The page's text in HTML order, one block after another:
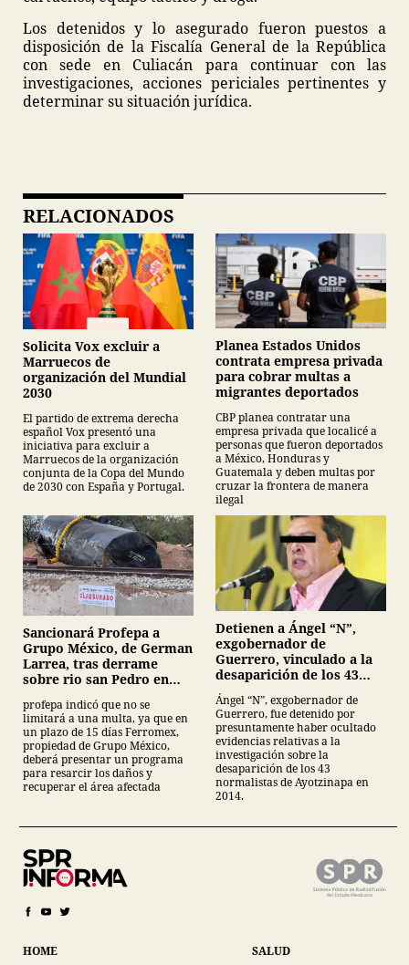
Los detenidos y lo asegurado fueron puestos a
disposición de la Fiscalía General de la República
con sede en Culiacán para continuar con las
investigaciones, acciones periciales pertinentes y
determinar su situación jurídica.
RELACIONADOS
Solicita Vox excluir a
Marruecos de
organización del Mundial
2030
El partido de extrema derecha
español Vox presentó una
iniciativa para excluir a
Marruecos de la organización
conjunta de la Copa del Mundo
de 2030 con España y Portugal.
Planea Estados Unidos
contrata empresa privada
para cobrar multas a
migrantes deportados
CBP planea contratar una
empresa privada que localicé a
personas que fueron deportados
a México, Honduras y
Guatemala y deben multas por
cruzar la frontera de manera
ilegal
Sancionará Profepa a
Grupo México, de German
Larrea, tras derrame
sobre rio san Pedro en
profepa indicó que no se
limitará a una multa, ya que en
un plazo de 15 días Ferromex,
propiedad de Grupo México,
deberá presentar un programa
para resarcir los daños y
recuperar el área afectada
Detienen a Ángel “N”,
exgobernador de
Guerrero, vinculado a la
desaparición de los 43
normalistas de
Ayotzinapa
Ángel “N”, exgobernador de
Guerrero, fue detenido por
presuntamente haber ocultado
evidencias relativas a la
investigación sobre la
desaparición de los 43
normalistas de Ayotzinapa en
2014.
HOME SALUD